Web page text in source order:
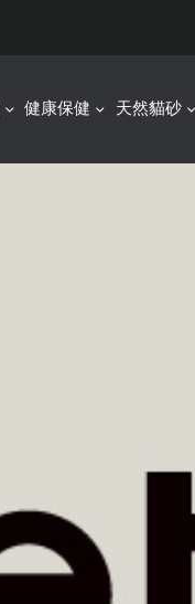
健康保健 天然貓砂